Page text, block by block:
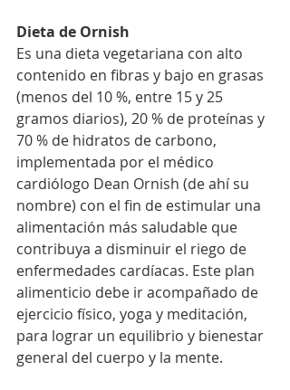
Dieta de Ornish
Es una dieta vegetariana con alto
contenido en fibras y bajo en grasas
(menos del 10 %, entre 15 y 25
gramos diarios), 20 % de proteínas y
70 % de hidratos de carbono,
implementada por el médico
cardiólogo Dean Ornish (de ahí su
nombre) con el fin de estimular una
alimentación más saludable que
contribuya a disminuir el riego de
enfermedades cardíacas. Este plan
alimenticio debe ir acompañado de
ejercicio físico, yoga y meditación,
para lograr un equilibrio y bienestar
general del cuerpo y la mente.